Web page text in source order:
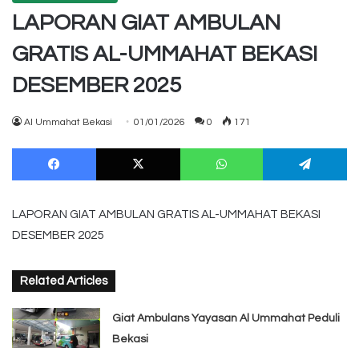
LAPORAN GIAT AMBULAN
GRATIS AL-UMMAHAT BEKASI
DESEMBER 2025
Al Ummahat Bekasi 01/01/2026 0 171
Facebook X WhatsApp
LAPORAN GIAT AMBULAN GRATIS AL-UMMAHAT BEKASI
DESEMBER 2025
Related Articles
Giat Ambulans Yayasan Al Ummahat Peduli
Bekasi